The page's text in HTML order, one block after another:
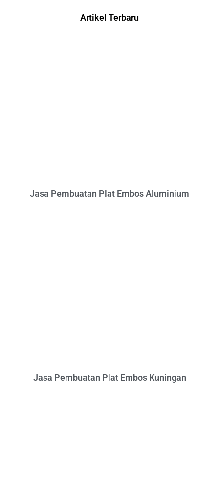
Artikel Terbaru
Jasa Pembuatan Plat Embos Aluminium
Jasa Pembuatan Plat Embos Kuningan